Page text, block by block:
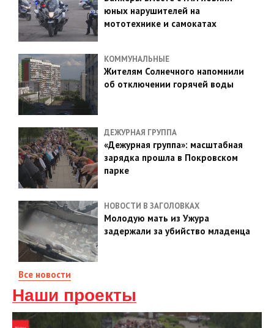
юных нарушителей на
мототехнике и самокатах
КОММУНАЛЬНЫЕ
Жителям Солнечного напомнили
об отключении горячей воды
ДЕЖУРНАЯ ГРУППА
«Дежурная группа»: масштабная
зарядка прошла в Покровском
парке
НОВОСТИ В ЗАГОЛОВКАХ
Молодую мать из Ужура
задержали за убийство младенца
Все новости
Наши проекты